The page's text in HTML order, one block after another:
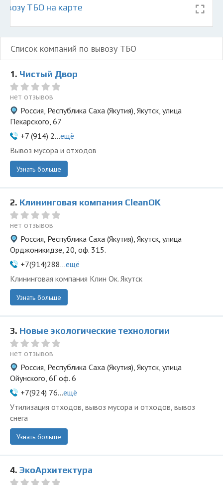
ТБО на карте
Список компаний по вывозу ТБО
1. Чистый Двор
нет отзывов
Россия, Республика Саха (Якутия), Якутск, улица
Пекарского, 67
+7 (914) 2...ещё
Вывоз мусора и отходов
Узнать больше
2. Клининговая компания СleanOK
нет отзывов
Россия, Республика Саха (Якутия), Якутск, улица
Орджоникидзе, 20, оф. 315.
+7(914)288...ещё
Клининговая компания Клин Ок. Якутск
Узнать больше
3. Новые экологические технологии
нет отзывов
Россия, Республика Саха (Якутия), Якутск, улица
Ойунского, 6Г оф. 6
+7(924) 76...ещё
Утилизация отходов, вывоз мусора и отходов, вывоз
снега
Узнать больше
4. ЭкоАрхитектура